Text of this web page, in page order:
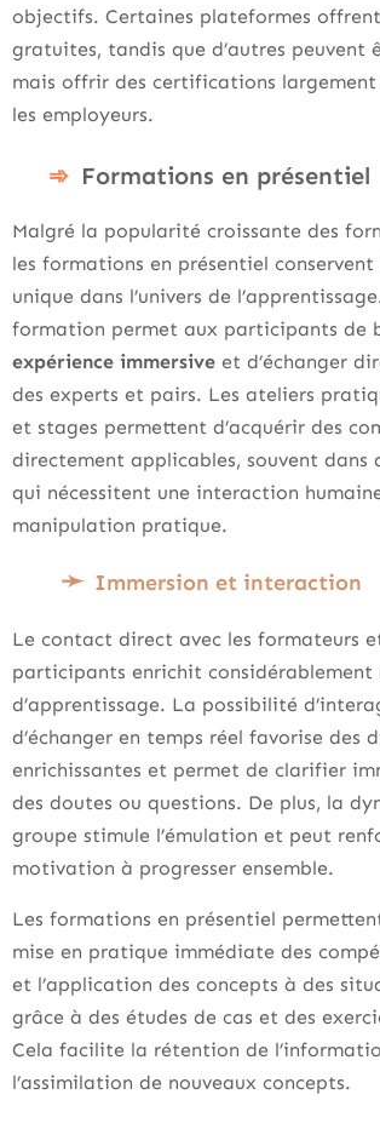
objectifs. Certaines plateformes
gratuites, tandis que d’autres peuvent
mais offrir des certifications largement
les employeurs.
Formations en présentiel
Malgré la popularité croissante des
les formations en présentiel conservent
unique dans l’univers de
formation permet aux participants de
expérience immersive et d’échanger
des experts et pairs. Les ateliers
et stages permettent d’acquérir des
directement applicables, souvent dans
qui nécessitent une interaction
manipulation pratique.
Immersion et interaction
Le contact direct avec les formateurs
participants enrichit considérablement
d’apprentissage. La possibilité
d’échanger en temps réel favorise des
enrichissantes et permet de clarifier
des doutes ou questions. De plus, la
groupe stimule l’émulation et peut
motivation à progresser ensemble.
Les formations en présentiel
mise en pratique immédiate des
et l’application des concepts à des
grâce à des études de cas et des
Cela facilite la rétention de
l’assimilation de nouveaux concepts.